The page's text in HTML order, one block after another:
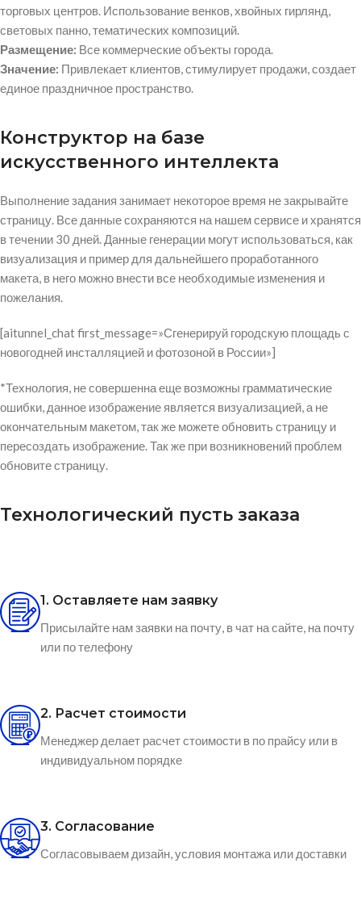
торговых центров. Использование венков, хвойных гирлянд,
световых панно, тематических композиций.
Размещение: Все коммерческие объекты города.
Значение: Привлекает клиентов, стимулирует продажи, создает
единое праздничное пространство.
Конструктор на базе
искусственного интеллекта
Выполнение задания занимает некоторое время не закрывайте
страницу. Все данные сохраняются на нашем сервисе и хранятся
в течении 30 дней. Данные генерации могут использоваться, как
визуализация и пример для дальнейшего проработанного
макета, в него можно внести все необходимые изменения и
пожелания.
[aitunnel_chat first_message=»Сгенерируй городскую площадь с
новогодней инсталляцией и фотозоной в России»]
*Технология, не совершенна еще возможны грамматические
ошибки, данное изображение является визуализацией, а не
окончательным макетом, так же можете обновить страницу и
пересоздать изображение. Так же при возникновений проблем
обновите страницу.
Технологический пусть заказа
1. Оставляете нам заявку
Присылайте нам заявки на почту, в чат на сайте, на почту
или по телефону
2. Расчет стоимости
Менеджер делает расчет стоимости в по прайсу или в
индивидуальном порядке
3. Согласование
Согласовываем дизайн, условия монтажа или доставки